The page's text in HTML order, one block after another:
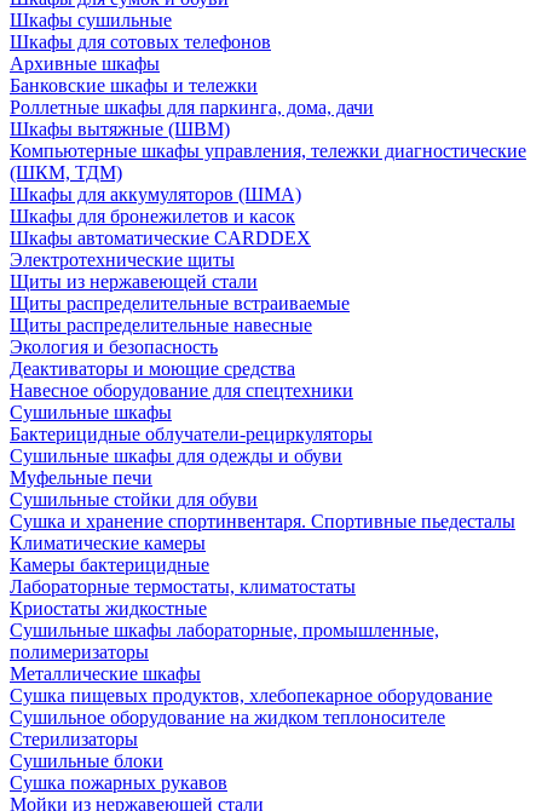
Шкафы сушильные
Шкафы для сотовых телефонов
Архивные шкафы
Банковские шкафы и тележки
Роллетные шкафы для паркинга, дома, дачи
Шкафы вытяжные (ШВМ)
Компьютерные шкафы управления, тележки диагностические
(ШКМ, ТДМ)
Шкафы для аккумуляторов (ШМА)
Шкафы для бронежилетов и касок
Шкафы автоматические CARDDEX
Электротехнические щиты
Щиты из нержавеющей стали
Щиты распределительные встраиваемые
Щиты распределительные навесные
Экология и безопасность
Деактиваторы и моющие средства
Навесное оборудование для спецтехники
Сушильные шкафы
Бактерицидные облучатели-рециркуляторы
Сушильные шкафы для одежды и обуви
Муфельные печи
Сушильные стойки для обуви
Сушка и хранение спортинвентаря. Спортивные пьедесталы
Климатические камеры
Камеры бактерицидные
Лабораторные термостаты, климатостаты
Криостаты жидкостные
Сушильные шкафы лабораторные, промышленные,
полимеризаторы
Металлические шкафы
Сушка пищевых продуктов, хлебопекарное оборудование
Сушильное оборудование на жидком теплоносителе
Стерилизаторы
Сушильные блоки
Сушка пожарных рукавов
Мойки из нержавеющей стали